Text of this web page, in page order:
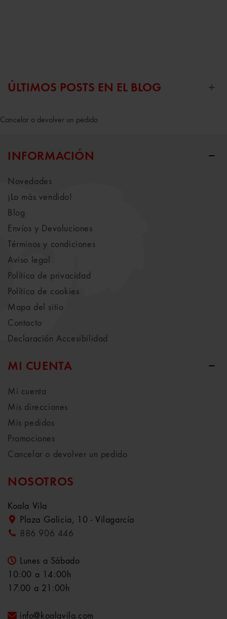
ÚLTIMOS POSTS EN EL BLOG
Cancelar o devolver un pedido
INFORMACIÓN
Novedades
¡Lo más vendido!
Blog
Envíos y Devoluciones
Términos y condiciones
Aviso legal
Política de privacidad
Política de cookies
Mapa del sitio
Contacto
Declaración Accesibilidad
MI CUENTA
Mi cuenta
Mis direcciones
Mis pedidos
Promociones
Cancelar o devolver un pedido
NOSOTROS
Koala Vila
Plaza Galicia, 10 - Vilagarcía
886 906 446
Lunes a Sábado
10:00 a 14:00h
17:00 a 21:00h
info@koalavila.com